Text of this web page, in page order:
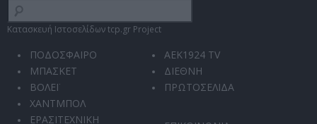
Κατασκευή Ιστοσελίδων tcp.gr Project
ΠΟΔΟΣΦΑΙΡΟ
ΜΠΑΣΚΕΤ
ΒΟΛΕΪ
ΧΑΝΤΜΠΟΛ
ΕΡΑΣΙΤΕΧΝΙΚΗ
AEK1924 TV
ΔΙΕΘΝΗ
ΠΡΩΤΟΣΕΛΙΔΑ